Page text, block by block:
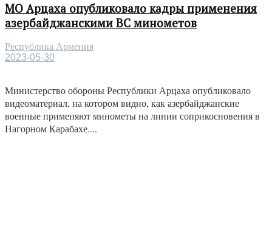
МО Арцаха опубликовало кадры применения
азербайджанскими ВС минометов
Республика Армения
2023-05-30
Министерство обороны Республики Арцаха опубликовало
видеоматериал, на котором видно, как азербайджанские
военные применяют минометы на линии соприкосновения в
Нагорном Карабахе....